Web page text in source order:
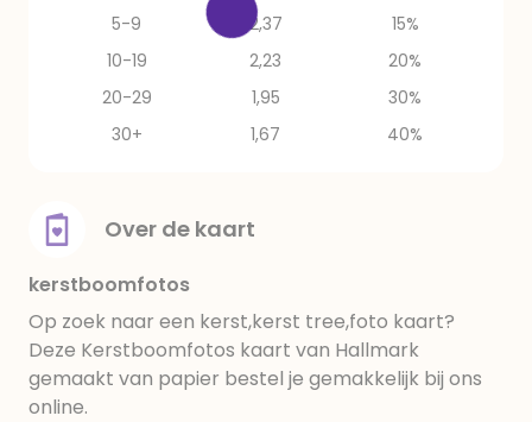
5-9
2,37
15%
10-19
2,23
20%
20-29
1,95
30%
30+
1,67 40%
Over de kaart
kerstboomfotos
Op zoek naar een kerst,kerst tree,foto kaart?
Deze Kerstboomfotos kaart van Hallmark
gemaakt van papier bestel je gemakkelijk bij ons
online.